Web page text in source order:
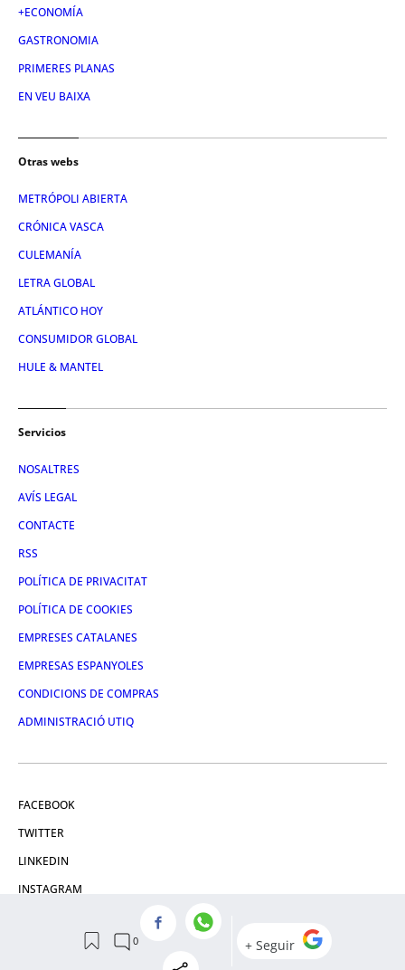
+ECONOMÍA
GASTRONOMIA
PRIMERES PLANAS
EN VEU BAIXA
Otras webs
METRÓPOLI ABIERTA
CRÓNICA VASCA
CULEMANÍA
LETRA GLOBAL
ATLÁNTICO HOY
CONSUMIDOR GLOBAL
HULE & MANTEL
Servicios
NOSALTRES
AVÍS LEGAL
CONTACTE
RSS
POLÍTICA DE PRIVACITAT
POLÍTICA DE COOKIES
EMPRESES CATALANES
EMPRESAS ESPANYOLES
CONDICIONS DE COMPRAS
ADMINISTRACIÓ UTIQ
FACEBOOK
TWITTER
LINKEDIN
INSTAGRAM